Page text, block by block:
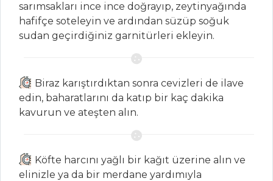
Kızılcık Şerbeti
Sirkencübin
Şerbeti
Tarifleri
TAVUK CORDON
BLUE
sarımsakları ince ince doğrayıp, zeytinyağında
hafifçe soteleyin ve ardından süzüp soğuk
sudan geçirdiğiniz garnitürleri ekleyin.
Biraz karıştırdıktan sonra cevizleri de ilave
edin, baharatlarını da katıp bir kaç dakika
kavurun ve ateşten alın.
Köfte harcını yağlı bir kağıt üzerine alın ve
elinizle ya da bir merdane yardımıyla